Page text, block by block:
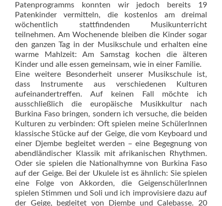
Patenprogramms konnten wir jedoch bereits 19
Patenkinder vermitteln, die kostenlos am dreimal
wöchentlich stattfindenden Musikunterricht
teilnehmen. Am Wochenende bleiben die Kinder sogar
den ganzen Tag in der Musikschule und erhalten eine
warme Mahlzeit: Am Samstag kochen die älteren
Kinder und alle essen gemeinsam, wie in einer Familie.
Eine weitere Besonderheit unserer Musikschule ist,
dass Instrumente aus verschiedenen Kulturen
aufeinandertreffen. Auf keinen Fall möchte ich
ausschließlich die europäische Musikkultur nach
Burkina Faso bringen, sondern ich versuche, die beiden
Kulturen zu verbinden: Oft spielen meine SchülerInnen
klassische Stücke auf der Geige, die vom Keyboard und
einer Djembe begleitet werden – eine Begegnung von
abendländischer Klassik mit afrikanischen Rhythmen.
Oder sie spielen die Nationalhymne von Burkina Faso
auf der Geige. Bei der Ukulele ist es ähnlich: Sie spielen
eine Folge von Akkorden, die GeigenschülerInnen
spielen Stimmen und Soli und ich improvisiere dazu auf
der Geige, begleitet von Djembe und Calebasse. 20